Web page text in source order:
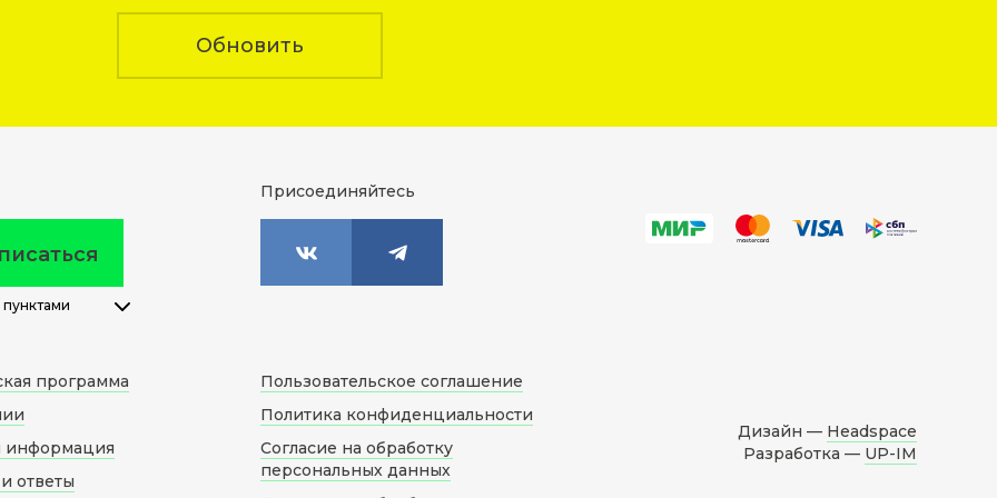
Обновить
Присоединяйтесь
программа
информация
ответы
Пользовательское соглашение
Политика конфиденциальности
Согласие на обработку
персональных данных
Дизайн — Headspace
Разработка — UP-IM